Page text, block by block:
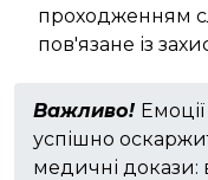
проходженням
пов'язане із
Важливо!
успішно
медичні докази: